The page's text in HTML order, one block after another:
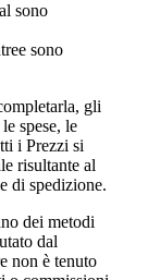
sono
sono
gli
spese, le
i Prezzi si
risultante al
di spedizione.
dei metodi
dal
non è tenuto